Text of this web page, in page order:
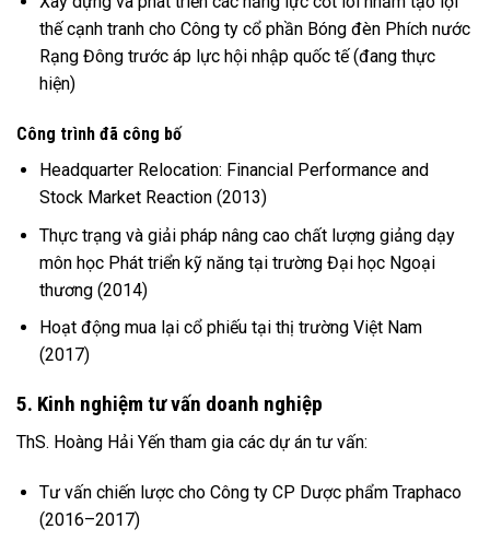
thế cạnh tranh cho Công ty cổ phần Bóng đèn Phích nước
Rạng Đông trước áp lực hội nhập quốc tế(đang thực
hiện)
Công trình đã công bố
Headquarter Relocation: Financial Performance and
Stock Market Reaction (2013)
Thực trạng và giải pháp nâng cao chất lượng giảng dạy
môn học Phát triển kỹ năng tại trường Đại học Ngoại
thương (2014)
Hoạt động mua lại cổ phiếu tại thị trường Việt Nam
(2017)
5. Kinh nghiệm tư vấn doanh nghiệp
ThS. Hoàng Hải Yến tham gia các dự án tư vấn:
Tư vấn chiến lược cho Công ty CP Dược phẩm Traphaco
(2016–2017)